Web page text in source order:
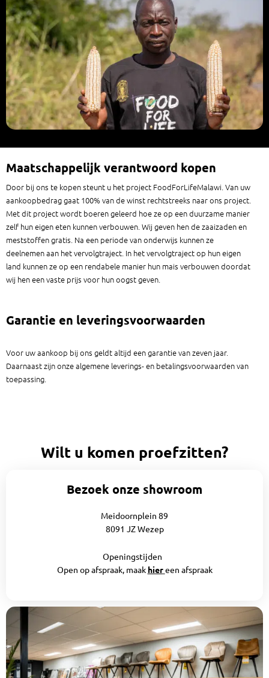
Maatschappelijk verantwoord kopen
Door bij ons te kopen steunt u het project FoodForLifeMalawi. Van uw
aankoopbedrag gaat 100% van de winst rechtstreeks naar ons project.
Met dit project wordt boeren geleerd hoe ze op een duurzame manier
zelf hun eigen eten kunnen verbouwen. Wij geven hen de zaaizaden en
meststoffen gratis. Na een periode van onderwijs kunnen ze
deelnemen aan het vervolgtraject. In het vervolgtraject op hun eigen
land kunnen ze op een rendabele manier hun mais verbouwen doordat
wij hen een vaste prijs voor hun oogst geven.
Garantie en leveringsvoorwaarden
Voor uw aankoop bij ons geldt altijd een garantie van zeven jaar.
Daarnaast zijn onze algemene leverings- en betalingsvoorwaarden van
toepassing.
Wilt u komen proefzitten?
Bezoek onze showroom
Meidoornplein 89
8091 JZ Wezep
Openingstijden
Open op afspraak, maak hiereen afspraak